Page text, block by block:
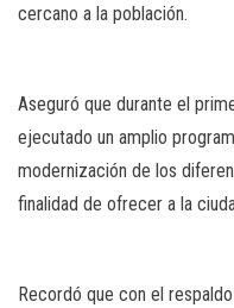
cercano a la población.
Aseguró que durante el
ejecutado un amplio
modernización de los
finalidad de ofrecer a la
Recordó que con el